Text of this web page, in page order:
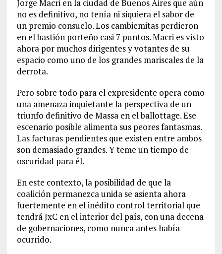
Jorge Macri en la ciudad de Buenos Aires que aún
no es definitivo, no tenía ni siquiera el sabor de
un premio consuelo. Los cambiemitas perdieron
en el bastión porteño casi 7 puntos. Macri es visto
ahora por muchos dirigentes y votantes de su
espacio como uno de los grandes mariscales de la
derrota.
Pero sobre todo para el expresidente opera como
una amenaza inquietante la perspectiva de un
triunfo definitivo de Massa en el ballottage. Ese
escenario posible alimenta sus peores fantasmas.
Las facturas pendientes que existen entre ambos
son demasiado grandes. Y teme un tiempo de
oscuridad para él.
En este contexto, la posibilidad de que la
coalición permanezca unida se asienta ahora
fuertemente en el inédito control territorial que
tendrá JxC en el interior del país, con una decena
de gobernaciones, como nunca antes había
ocurrido.